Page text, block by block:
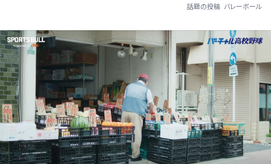
話題の投稿 バレーボール